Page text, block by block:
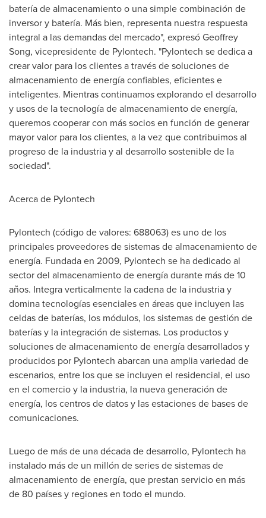
batería de almacenamiento o una simple combinación de
inversor y batería. Más bien, representa nuestra respuesta
integral a las demandas del mercado", expresóGeoffrey
Song, vicepresidente de Pylontech. "Pylontech se dedica a
crear valor para los clientes a través de soluciones de
almacenamiento de energía confiables, eficientes e
inteligentes. Mientras continuamos explorando el desarrollo
y usos de la tecnología de almacenamiento de energía,
queremos cooperar con más socios en función de generar
mayor valor para los clientes, a la vez que contribuimos al
progreso de la industria y al desarrollo sostenible de la
sociedad".
Acerca de Pylontech
Pylontech (código de valores: 688063) es uno de los
principales proveedores de sistemas de almacenamiento de
energía. Fundada en 2009, Pylontech se ha dedicado al
sector del almacenamiento de energía durante más de 10
años. Integra verticalmente la cadena de la industria y
domina tecnologías esenciales en áreas que incluyen las
celdas de baterías, los módulos, los sistemas de gestión de
baterías y la integración de sistemas. Los productos y
soluciones de almacenamiento de energía desarrollados y
producidos por Pylontech abarcan una amplia variedad de
escenarios, entre los que se incluyen el residencial, el uso
en el comercio y la industria, la nueva generación de
energía, los centros de datos y las estaciones de bases de
comunicaciones.
Luego de más de una década de desarrollo, Pylontech ha
instalado más de un millón de series de sistemas de
almacenamiento de energía, que prestan servicio en más
de 80 países y regiones en todo el mundo.